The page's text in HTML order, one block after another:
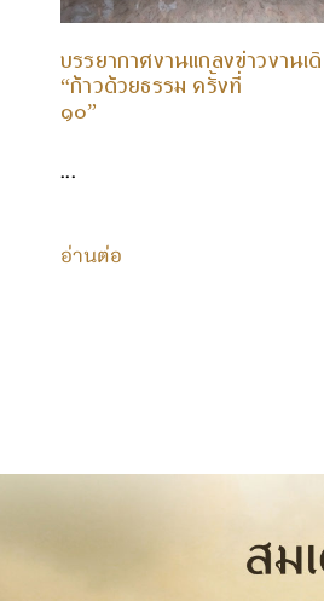
บรรยากาศงานแถลงข่าวงานเ
“ก้าวด้วยธรรม ครั้งที่
๑๐
...
อ่านต่อ